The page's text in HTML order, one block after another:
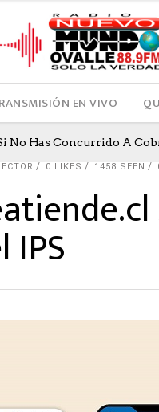
EN VIVO
Has Concurrido A
0 LIKES 1458 SEEN